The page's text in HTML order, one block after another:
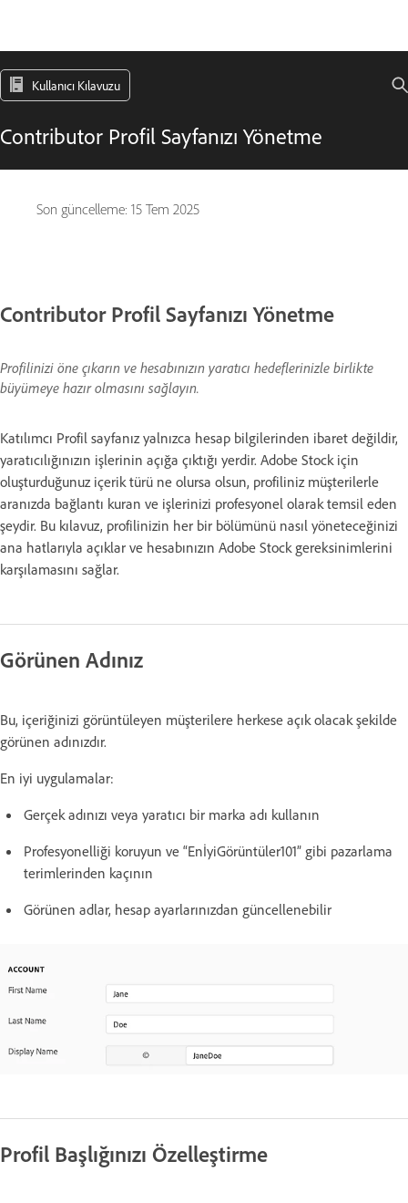
Kullanıcı Kılavuzu
Contributor Profil Sayfanızı Yönetme
Son güncelleme: 15 Tem 2025
Contributor Profil Sayfanızı Yönetme
Profilinizi öne çıkarın ve hesabınızın yaratıcı hedeflerinizle birlikte
büyümeye hazır olmasını sağlayın.
Katılımcı Profil sayfanız yalnızca hesap bilgilerinden ibaret değildir,
yaratıcılığınızın işlerinin açığa çıktığı yerdir. Adobe Stock için
oluşturduğunuz içerik türü ne olursa olsun, profiliniz müşterilerle
aranızda bağlantı kuran ve işlerinizi profesyonel olarak temsil eden
şeydir. Bu kılavuz, profilinizin her bir bölümünü nasıl yöneteceğinizi
ana hatlarıyla açıklar ve hesabınızın Adobe Stock gereksinimlerini
karşılamasını sağlar.
Görünen Adınız
Bu, içeriğinizi görüntüleyen müşterilere herkese açık olacak şekilde
görünen adınızdır.
En iyi uygulamalar:
Gerçek adınızı veya yaratıcı bir marka adı kullanın
Profesyonelliği koruyun ve “EnİyiGörüntüler101” gibi pazarlama
terimlerinden kaçının
Görünen adlar, hesap ayarlarınızdan güncellenebilir
Profil Başlığınızı Özelleştirme